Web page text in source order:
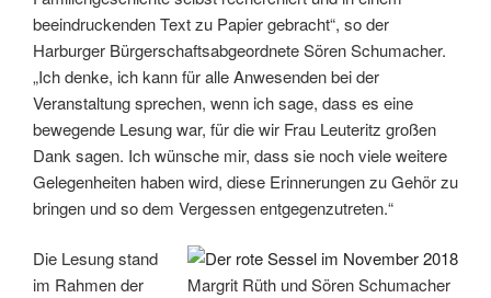
beeindruckenden Text zu Papier gebracht“, so der
Harburger Bürgerschaftsabgeordnete Sören Schumacher.
„Ich denke, ich kann für alle Anwesenden bei der
Veranstaltung sprechen, wenn ich sage, dass es eine
bewegende Lesung war, für die wir Frau Leuteritz großen
Dank sagen. Ich wünsche mir, dass sie noch viele weitere
Gelegenheiten haben wird, diese Erinnerungen zu Gehör zu
bringen und so dem Vergessen entgegenzutreten.“
Margrit Rüth und Sören Schumacher
Die Lesung stand
im Rahmen der